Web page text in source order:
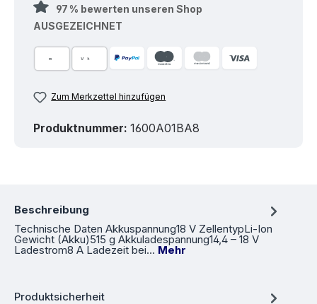
97 % bewerten unseren Shop
AUSGEZEICHNET
Zum Merkzettel hinzufügen
Produktnummer: 1600A01BA8
Beschreibung
Technische Daten Akkuspannung18 V ZellentypLi-Ion
Gewicht (Akku)515 g Akkuladespannung14,4 – 18 V
Ladestrom8 A Ladezeit bei… Mehr
Produktsicherheit